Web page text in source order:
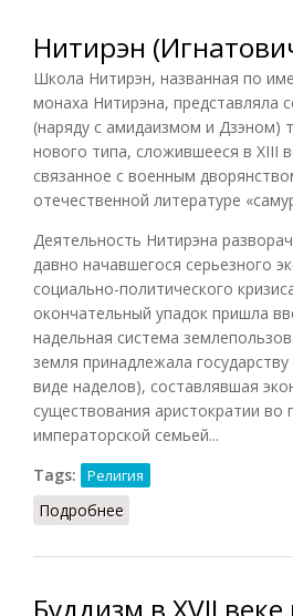
Нитирэн
Школа Нитирэн, названная по
монаха Нитирэна, представляла
(наряду с амидаизмом и Дзэном)
нового типа, сложившееся в XIII
связанное с военным
отечественной литературе
Деятельность Нитирэна
давно начавшегося серьезного
социально-политического
окончательный упадок пришла
надельная система
земля принадлежала
виде наделов), составлявшая
существования аристократии во
императорской семьей...
Tags:
Религия
Подробнее
Буддизм в XVII